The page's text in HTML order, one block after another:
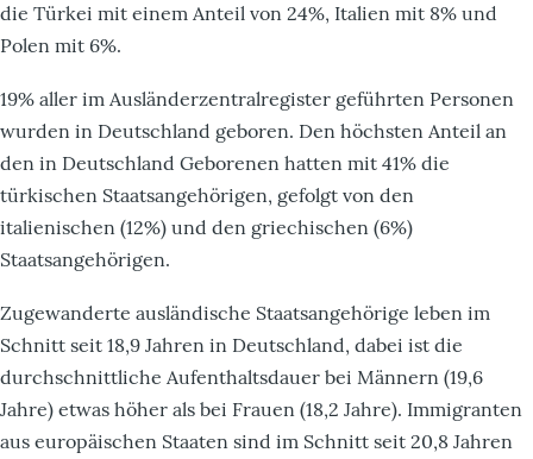
die Türkei mit einem Anteil von 24%, Italien mit 8% und
Polen mit 6%.
19% aller im Ausländerzentralregister geführten Personen
wurden in Deutschland geboren. Den höchsten Anteil an
den in Deutschland Geborenen hatten mit 41% die
türkischen Staatsangehörigen, gefolgt von den
italienischen (12%) und den griechischen (6%)
Staatsangehörigen.
Zugewanderte ausländische Staatsangehörige leben im
Schnitt seit 18,9 Jahren in Deutschland, dabei ist die
durchschnittliche Aufenthaltsdauer bei Männern (19,6
Jahre) etwas höher als bei Frauen (18,2 Jahre). Immigranten
aus europäischen Staaten sind im Schnitt seit 20,8 Jahren